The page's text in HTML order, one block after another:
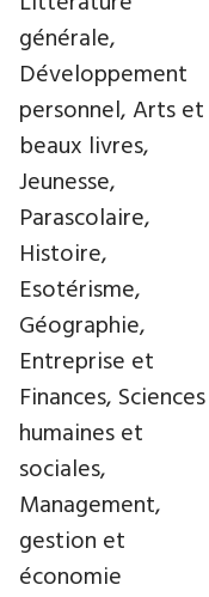
générale,
Développement
personnel, Arts et
beaux livres,
Jeunesse,
Parascolaire,
Histoire,
Esotérisme,
Géographie,
Entreprise et
Finances, Sciences
humaines et
sociales,
Management,
gestion et
économie